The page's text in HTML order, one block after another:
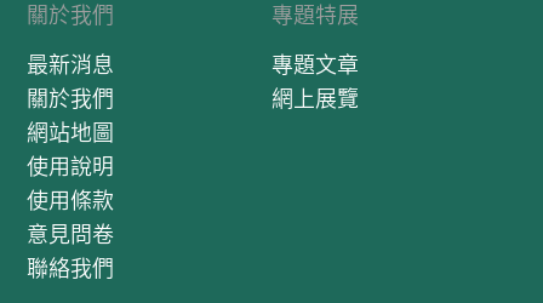
關於我們
最新消息
關於我們
網站地圖
使用說明
使用條款
意見問卷
聯絡我們
專題特展
專題文章
網上展覽